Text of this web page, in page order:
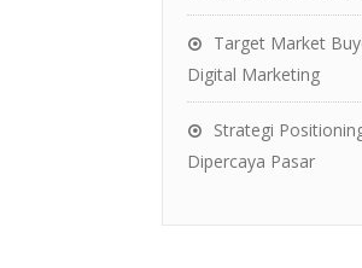
Target Market
Digital Marketing
Strategi
Dipercaya Pasar